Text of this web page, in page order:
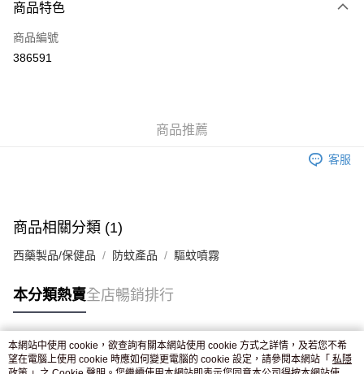
信用卡
Apple Pay
付款後門市自取，訂單確認後2-4個工作天到店，7天內取。逾期後
商品特色
商品編號
386591
商品推薦
客服
商品相關分類 (1)
西藥製品/保健品 防蚊產品 驅蚊噴霧
本分類熱賣全店暢銷排行
熱門標籤
本網站中使用 cookie，欲查詢有關本網站使用 cookie 方式之詳情，及若您不希
望在電腦上使用 cookie 時應如何變更電腦的 cookie 設定，請參閱本網站「 私隱